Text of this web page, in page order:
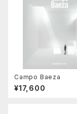
Campo Baeza
¥17,600